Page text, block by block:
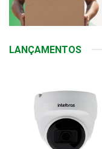
LANÇAMENTOS